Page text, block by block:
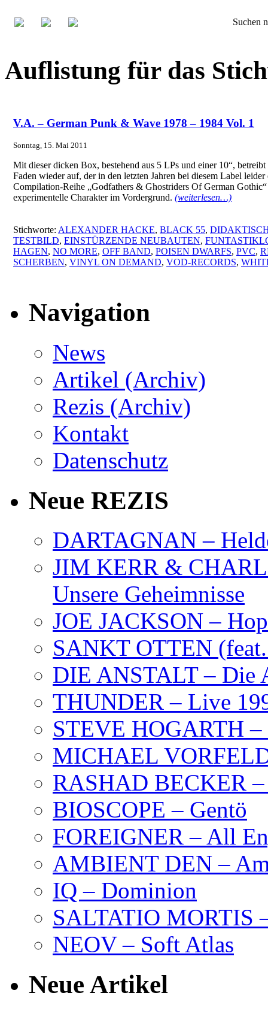
Suchen
Auflistung für das
V.A. – German Punk & Wave 1978 – 1984 Vol. 1
Sonntag, 15. Mai 2011
Mit dieser dicken Box, bestehend aus 5 LPs und einer 10“,
Faden wieder auf, der in den letzten Jahren bei diesem Label
Compilation-Reihe „Godfathers & Ghostriders Of German
experimentelle Charakter im Vordergrund. (weiterlesen…)
Stichworte: ALEXANDER HACKE, BLACK 55,
TESTBILD, EINSTÜRZENDE NEUBAUTEN,
HAGEN, NO MORE, OFF BAND, POISEN DWARFS, PVC,
SCHERBEN, VINYL ON DEMAND, VOD-RECORDS,
Navigation
News
Artikel (Archiv)
Rezis (Archiv)
Kontakt
Datenschutz
Neue REZIS
DARTAGNAN –
JIM KERR &
Unsere Geheimnisse
JOE JACKSON –
SANKT OTTEN
DIE ANSTALT – Die
THUNDER – Live
STEVE HOGARTH –
MICHAEL
RASHAD BECKER
BIOSCOPE – Gentö
FOREIGNER – All
AMBIENT DEN –
IQ – Dominion
SALTATIO MORTIS
NEOV – Soft Atlas
Neue Artikel